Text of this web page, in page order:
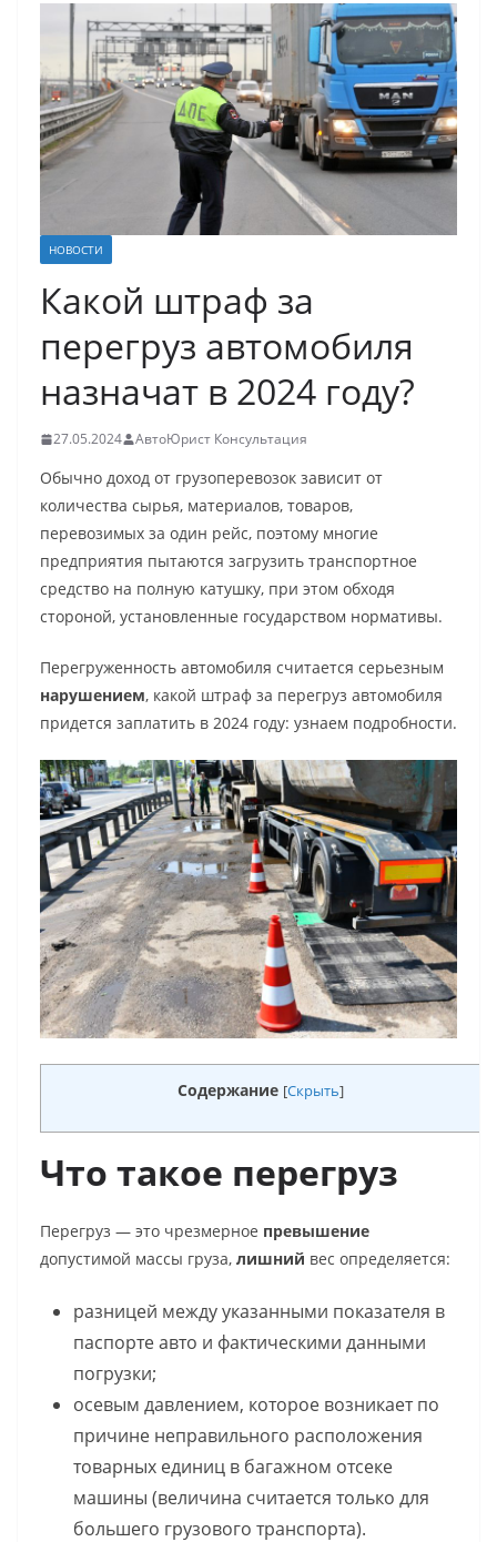
НОВОСТИ
Какой штраф за
перегруз автомобиля
назначат в 2024 году?
27.05.2024 АвтоЮрист Консультация
Обычно доход от грузоперевозок зависит от
количества сырья, материалов, товаров,
перевозимых за один рейс, поэтому многие
предприятия пытаются загрузить транспортное
средство на полную катушку, при этом обходя
стороной, установленные государством нормативы.
Перегруженность автомобиля считается серьезным
нарушением, какой штраф за перегруз автомобиля
придется заплатить в 2024 году: узнаем подробности.
Содержание [Скрыть]
Что такое перегруз
Перегруз — это чрезмерное превышение
допустимой массы груза, лишний вес определяется:
разницей между указанными показателя в
паспорте авто и фактическими данными
погрузки;
осевым давлением, которое возникает по
причине неправильного расположения
товарных единиц в багажном отсеке
машины (величина считается только для
большего грузового транспорта).